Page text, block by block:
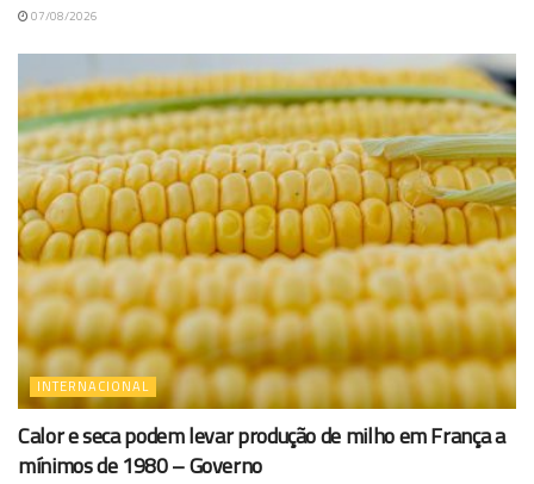
07/08/2026
INTERNACIONAL
Calor e seca podem levar produção de milho em França a
mínimos de 1980 – Governo